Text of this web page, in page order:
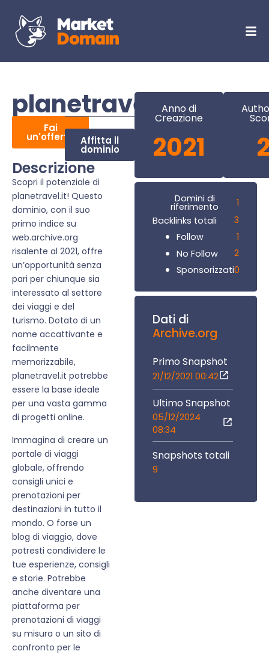
planetravel.it
Fai
un'offerta Affitta il
dominio
Descrizione
Scopri il potenziale di
planetravel.it! Questo
dominio, con il suo
primo indice su
web.archive.org
risalente al 2021, offre
un’opportunità senza
pari per chiunque sia
interessato al settore
dei viaggi e del
turismo. Dotato di un
nome accattivante e
facilmente
memorizzabile,
planetravel.it potrebbe
essere la base ideale
per una vasta gamma
di progetti online.
Immagina di creare un
portale di viaggi
globale, offrendo
consigli unici e
prenotazioni per
destinazioni in tutto il
mondo. O forse un
blog di viaggio, dove
potresti condividere le
tue esperienze, consigli
e storie. Potrebbe
anche diventare una
piattaforma per
prenotazioni di viaggi
su misura o un sito di
confronto per le
Anno di
Creazione
2021
Domini di
riferimento
1
Backlinks totali
3
Follow
1
No Follow
2
Sponsorizzati0
Dati di
Archive.org
Primo Snapshot
21/12/2021 00:42
Ultimo Snapshot
05/12/2024
08:34
Snapshots totali
9